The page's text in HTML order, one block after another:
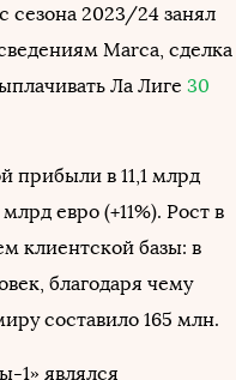
сезона 2023/24 занял
Marca, сделка
Ла Лиге 30
прибыли в 11,1 млрд
евро (+11%). Рост в
клиентской базы: в
благодаря чему
составило 165 млн.
1» являлся